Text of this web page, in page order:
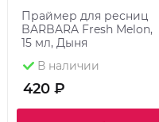
Праймер для ресниц
BARBARA Fresh Melon,
15 мл, Дыня
В наличии
420 ₽